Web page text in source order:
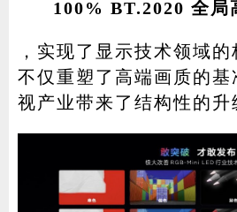
100% BT.2020 全局
，实现了显示技术领域
不仅重塑了高端画质的
视产业带来了结构性的升